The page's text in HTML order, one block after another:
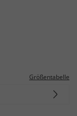
Größentabelle